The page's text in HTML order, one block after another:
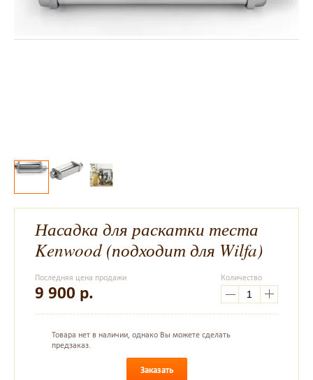
Насадка для раскатки теста
Kenwood (подходит для Wilfa)
Последняя цена продажи
9 900 р.
Количество
Товара нет в наличии, однако Вы можете сделать
предзаказ.
Заказать